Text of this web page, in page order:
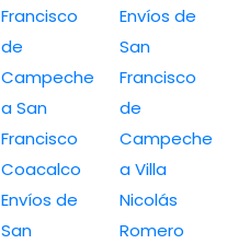
Francisco
de
Campeche
a San
Francisco
Coacalco
Envíos de
San
Envíos de
San
Francisco
de
Campeche
a Villa
Nicolás
Romero